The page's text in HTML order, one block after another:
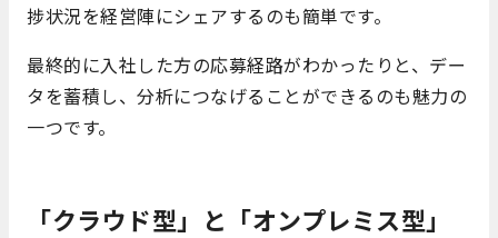
捗状況を経営陣にシェアするのも簡単です。
最終的に入社した方の応募経路がわかったりと、デー
タを蓄積し、分析につなげることができるのも魅力の
一つです。
「クラウド型」と「オンプレミス型」